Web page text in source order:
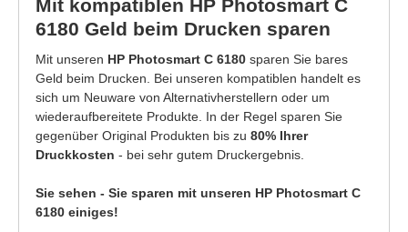
Mit kompatiblen HP Photosmart C
6180 Geld beim Drucken sparen
Mit unseren HP Photosmart C 6180 sparen Sie bares
Geld beim Drucken. Bei unseren kompatiblen handelt es
sich um Neuware von Alternativherstellern oder um
wiederaufbereitete Produkte. In der Regel sparen Sie
gegenüber Original Produkten bis zu 80% Ihrer
Druckkosten - bei sehr gutem Druckergebnis.
Sie sehen - Sie sparen mit unseren HP Photosmart C
6180 einiges!